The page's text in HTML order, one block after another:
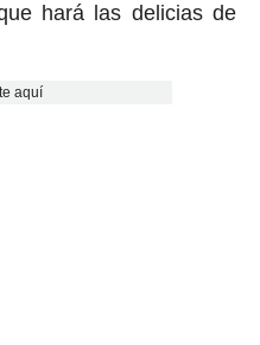
hará las delicias de
aquí